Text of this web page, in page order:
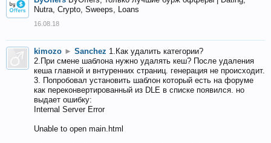
Nutra, Crypto, Sweeps, Loans
16.08.18
kimozo ► Sanchez 1.Как удалить категории?
2.При смене шаблона нужно удалять кеш? После удаления
кеша главной и внтуренних страниц. генерация не происходит.
3. Попробовал установить шаблон который есть на форуме
как переконвертированный из DLE в списке появился. но
выдает ошибку:
Internal Server Error
Unable to open main.html